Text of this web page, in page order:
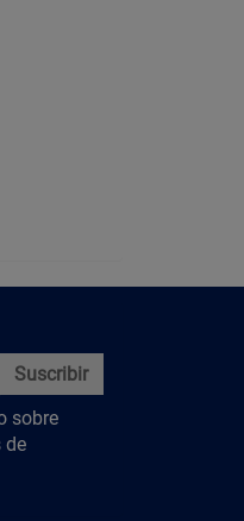
Suscribir
sobre
de